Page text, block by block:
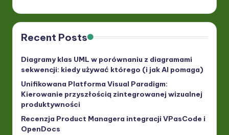
Recent Posts
Diagramy klas UML w porównaniu z diagramami
sekwencji: kiedy używać którego (i jak AI pomaga)
Unifikowana Platforma Visual Paradigm:
Kierowanie przyszłością zintegrowanej wizualnej
produktywności
Recenzja Product Managera integracji VPasCode i
OpenDocs